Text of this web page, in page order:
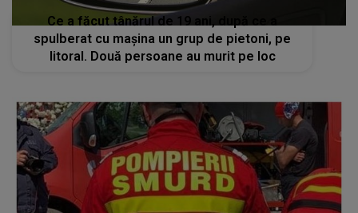
Ce a făcut tânărul de 19 ani, după ce a
spulberat cu mașina un grup de pietoni, pe
litoral. Două persoane au murit pe loc